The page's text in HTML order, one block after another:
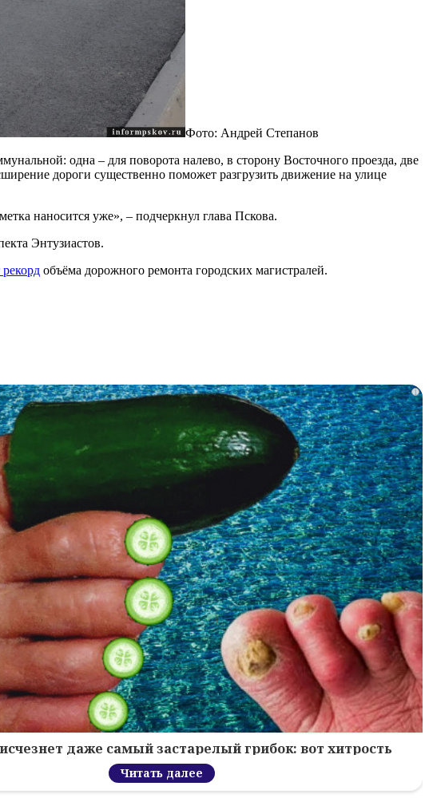
Фото: Андрей Степанов
одна – для поворота налево, в сторону Восточного проезда, две
дороги существенно поможет разгрузить движение на улице
наносится уже», – подчеркнул глава Пскова.
Энтузиастов.
объёма дорожного ремонта городских магистралей.
i
даже самый застарелый грибок: вот хитрость
Читать далее